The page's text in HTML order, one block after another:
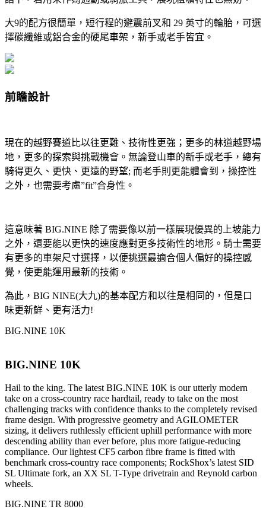
大9的配方很簡單，短行程的避震前叉和 29 英寸的輪胎，可選
擇碳纖維或鋁合金的硬尾車架，新手或老手皆宜。
前瞻設計
現在的越野賽道比以往更難、技術性更強；更多的林道越野場
地，更多的探索與挑戰機會。無論登山車的新手或老手，總有
騎得更久、更快、更遠的野望; 而老手則更能體會到，操控性
之外，也需要考慮”fit”合身性。
這意味著 BIG.NINE 除了需要像以前一樣展現優異的上坡能力
之外，還要能以更快的速度應對更多技術性的地形。騎士需要
有更多的車架尺寸選擇，以便挑選最適合個人偏好的操控感
覺，使更能運用最新的技術。
為此，BIG NINE(大九)的基本配方和以往是相同的，但是口
味更新鮮、更有活力!
BIG.NINE 10K
BIG.NINE 10K
Hail to the king. The latest BIG.NINE 10K is our utterly modern
take on a cross-country race hardtail, ready to take on the most
challenging tracks with confidence thanks to the completely revised
frame design. With progressive geometry and AGILOMETER
sizing, it delivers ruthlessly efficient uphill performance with more
descending ability than ever before, plus more fatigue-reducing
compliance. Our lightest CF5 carbon fibre frame is fitted with
benchmark cross-country race components; RockShox’s latest SID
SL Ultimate fork, an XX SL T-Type drivetrain and Reynold carbon
wheels.
BIG.NINE TR 8000